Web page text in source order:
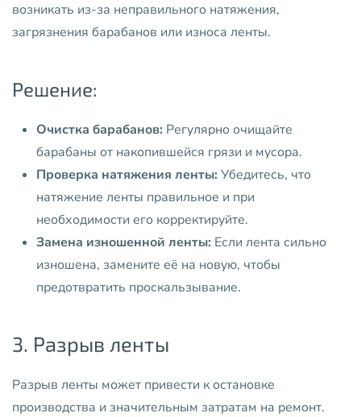
возникать из-за неправильного натяжения,
загрязнения барабанов или износа ленты.
Решение:
Очистка барабанов: Регулярно очищайте
барабаны от накопившейся грязи и мусора.
Проверка натяжения ленты: Убедитесь, что
натяжение ленты правильное и при
необходимости его корректируйте.
Замена изношенной ленты: Если лента сильно
изношена, замените её на новую, чтобы
предотвратить проскальзывание.
3. Разрыв ленты
Разрыв ленты может привести к остановке
производства и значительным затратам на ремонт.